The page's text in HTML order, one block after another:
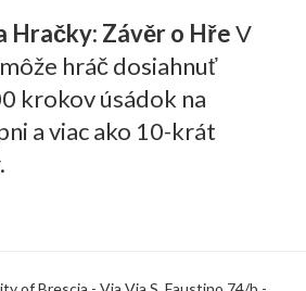
Hračky: Závěr o HřeV
hráč dosiahnuť
krokov úsádok na
a viac ako 10-krát